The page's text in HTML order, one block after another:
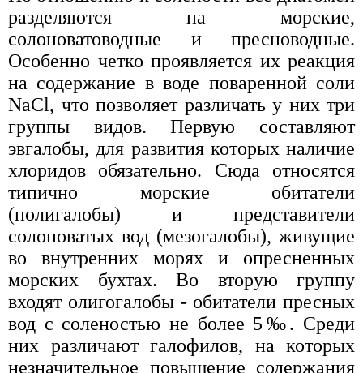
разделяются на морские,
солоноватоводные и пресноводные.
Особенно четко проявляется их реакция
на содержание в воде поваренной соли
NaCl, что позволяет различать у них три
группы видов. Первую составляют
эвгалобы, для развития которых наличие
хлоридов обязательно. Сюда относятся
типично морские обитатели
(полигалобы) и представители
солоноватых вод (мезогалобы), живущие
во внутренних морях и опресненных
морских бухтах. Во вторую группу
входят олигогалобы - обитатели пресных
вод с соленостью не более 5‰. Среди
них различают галофилов, на которых
незначительное повышение содержания